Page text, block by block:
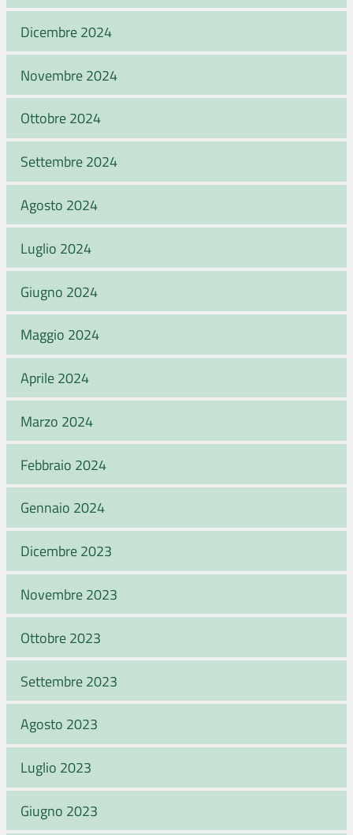
Dicembre 2024
Novembre 2024
Ottobre 2024
Settembre 2024
Agosto 2024
Luglio 2024
Giugno 2024
Maggio 2024
Aprile 2024
Marzo 2024
Febbraio 2024
Gennaio 2024
Dicembre 2023
Novembre 2023
Ottobre 2023
Settembre 2023
Agosto 2023
Luglio 2023
Giugno 2023